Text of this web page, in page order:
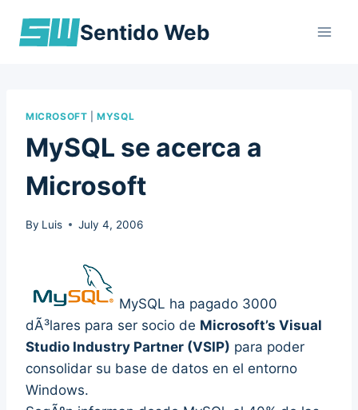
Sentido Web
MICROSOFT |MYSQL
MySQL se acerca a
Microsoft
By Luis July 4, 2006
MySQL ha pagado 3000
dÃ³lares para ser socio de Microsoft’s Visual
Studio Industry Partner (VSIP) para poder
consolidar su base de datos en el entorno
Windows.